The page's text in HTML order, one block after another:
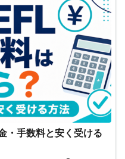
・手数料と安く受ける